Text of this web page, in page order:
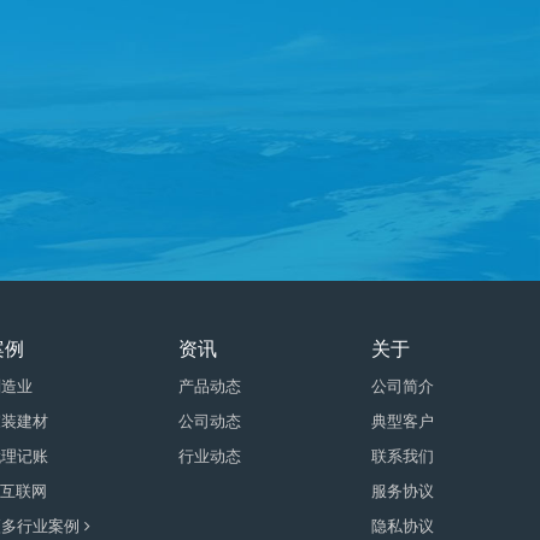
关于
公司简介
典型客户
联系我们
服务协议
隐私协议
资讯
产品动态
公司动态
行业动态
业
建材
记账
联网
行业案例